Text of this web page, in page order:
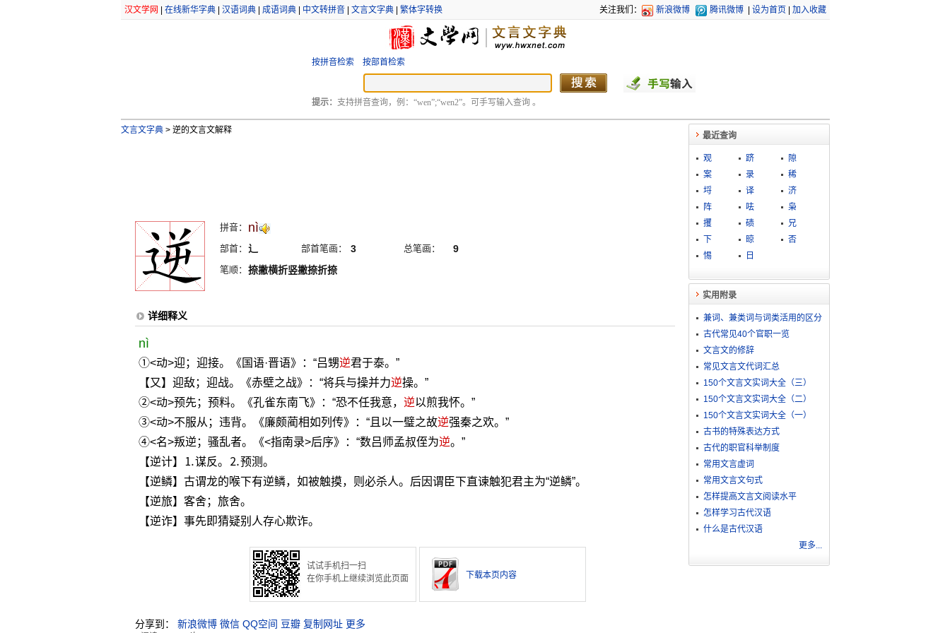
汉文学网 在线新华字典| 汉语词典| 成语词典| 中文转拼音| 文言文字典| 繁体字转换 关注我们： 新浪微博 腾讯微博 设为首页 加入收藏
按拼音检索 按部首检索
提示： 支持拼音查询，例：“wen”;“wen2”。可手写输入查询 。
文言文字典 >逆的文言文解释
拼音： nì
部首： 辶 部首笔画： 3 总笔画： 9
笔顺： 捺撇横折竖撇捺折捺
详细释义
nì
①<动>迎；迎接。《国语·晋语》：“吕甥逆君于泰。”
【又】迎敌；迎战。《赤壁之战》：“将兵与操并力逆操。”
②<动>预先；预料。《孔雀东南飞》：“恐不任我意， 逆以煎我怀。”
③<动>不服从；违背。《廉颇蔺相如列传》：“且以一璧之故逆强秦之欢。”
④<名>叛逆；骚乱者。《<指南录>后序》：“数吕师孟叔侄为逆。”
【逆计】⒈谋反。⒉预测。
【逆鳞】古谓龙的喉下有逆鳞，如被触摸，则必杀人。后因谓臣下直谏触犯君主为“逆鳞”。
【逆旅】客舍；旅舍。
【逆诈】事先即猜疑别人存心欺诈。
试试手机扫一扫
在你手机上继续浏览此页面
下载本页内容
分享到： 新浪微博 微信 QQ空间 豆瓣 复制网址 更多
最近查询
观 跻
隙
案
录
稀
埒
译
济
阵
呿
枭
攫
碛
兄
下
晾
否
惕
日
实用附录
兼词、兼类词与词类活用的区分
古代常见40个官职一览
文言文的修辞
常见文言文代词汇总
150个文言文实词大全（三）
150个文言文实词大全（二）
150个文言文实词大全（一）
古书的特殊表达方式
古代的职官科举制度
常用文言虚词
常用文言文句式
怎样提高文言文阅读水平
怎样学习古代汉语
什么是古代汉语
更多...